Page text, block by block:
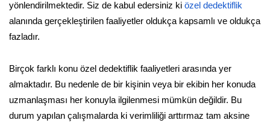
yönlendirilmektedir. Siz de kabul edersiniz ki özel dedektiflik
alanında gerçekleştirilen faaliyetler oldukça kapsamlı ve oldukça
fazladır.
Birçok farklı konu özel dedektiflik faaliyetleri arasında yer
almaktadır. Bu nedenle de bir kişinin veya bir ekibin her konuda
uzmanlaşması her konuyla ilgilenmesi mümkün değildir. Bu
durum yapılan çalışmalarda ki verimliliği arttırmaz tam aksine